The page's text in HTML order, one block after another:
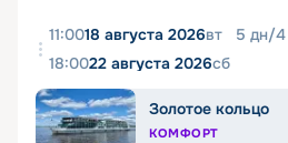
11:0018 августа 2026вт 5 дн/4
18:0022 августа 2026сб
Золотое кольцо
КОМФОРТ